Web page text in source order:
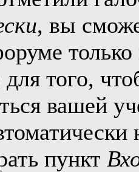
, вы
только
того,
вашей
пункт